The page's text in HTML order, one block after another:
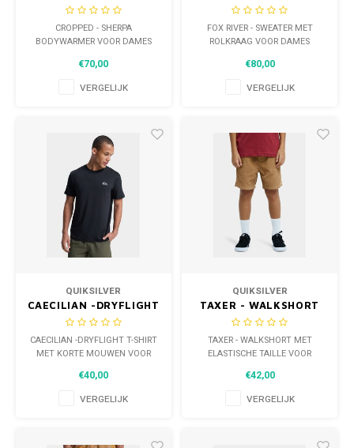
BODYWARMER VOOR
DAMES
CROPPED - SHERPA
BODYWARMER VOOR DAMES
€70,00
VERGELIJK
MET ROLKRAAG VOOR
DAMES
FOX RIVER - SWEATER MET
ROLKRAAG VOOR DAMES
€80,00
VERGELIJK
QUIKSILVER
CAECILIAN -DRYFLIGHT
T-SHIRT MET KORTE
MOUWEN VOOR HEREN
CAECILIAN -DRYFLIGHT T-SHIRT
MET KORTE MOUWEN VOOR
€40,00
VERGELIJK
QUIKSILVER
TAXER - WALKSHORT
MET ELASTISCHE
TAILLE VOOR JONGENS
8-14
TAXER - WALKSHORT MET
ELASTISCHE TAILLE VOOR
€42,00
VERGELIJK